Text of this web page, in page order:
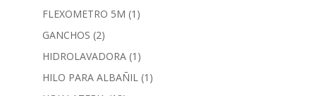
FLEXOMETRO 5M (1)
GANCHOS (2)
HIDROLAVADORA (1)
HILO PARA ALBAÑIL (1)